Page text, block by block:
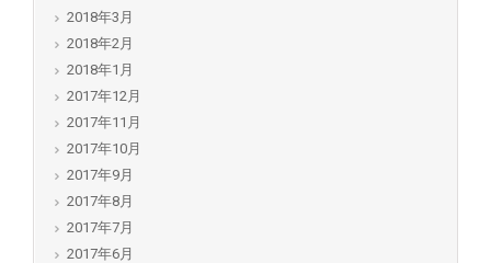
2018年3月
2018年2月
2018年1月
2017年12月
2017年11月
2017年10月
2017年9月
2017年8月
2017年7月
2017年6月